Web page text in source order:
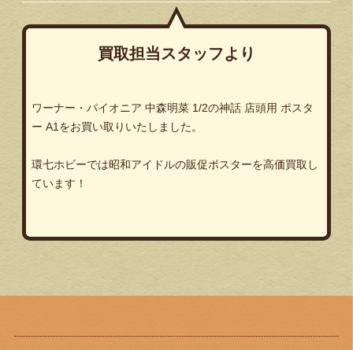
買取担当スタッフより
ワーナー・パイオニア 中森明菜 1/2の神話 店頭用 ポスタ
ー A1をお買い取りいたしました。
環七ホビーでは昭和アイドルの販促ポスターを高価買取し
ています！